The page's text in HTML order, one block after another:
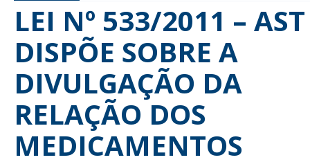
LEI Nº 533/2011 – AST
DISPÕE SOBRE A
DIVULGAÇÃO DA
RELAÇÃO DOS
MEDICAMENTOS